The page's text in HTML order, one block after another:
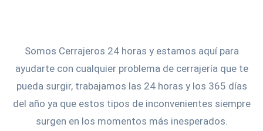
Somos Cerrajeros 24 horas y estamos aquí para
ayudarte con cualquier problema de cerrajería que te
pueda surgir, trabajamos las 24 horas y los 365 días
del año ya que estos tipos de inconvenientes siempre
surgen en los momentos más inesperados.